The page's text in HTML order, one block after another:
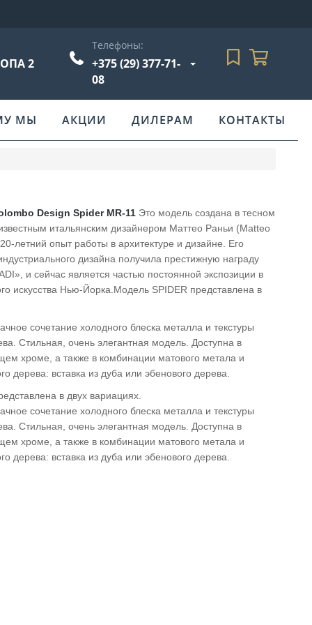
2
Телефоны:
+375 (29) 377-71-
08
МЫ АКЦИИ ДИЛЕРАМ КОНТАКТЫ
Design Spider MR-11 Это модель создана в тесном
итальянским дизайнером Маттео Раньи (Matteo
летний опыт работы в архитектуре и дизайне. Его
дизайна получила престижную награду
и сейчас является частью постоянной экспозиции в
искусства Нью-Йорка.Модель SPIDER представлена в
сочетание холодного блеска металла и текстуры
Стильная, очень элегантная модель. Доступна в
хроме, а также в комбинации матового метала и
дерева: вставка из дуба или эбенового дерева.
в двух вариациях.
сочетание холодного блеска металла и текстуры
Стильная, очень элегантная модель. Доступна в
хроме, а также в комбинации матового метала и
дерева: вставка из дуба или эбенового дерева.